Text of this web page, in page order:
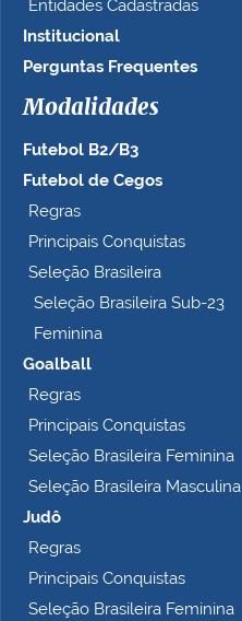
Entidades Cadastradas
Institucional
Perguntas Frequentes
Modalidades
Futebol B2/B3
Futebol de Cegos
Regras
Principais Conquistas
Seleção Brasileira
Seleção Brasileira Sub-23
Feminina
Goalball
Regras
Principais Conquistas
Seleção Brasileira Feminina
Seleção Brasileira Masculina
Judô
Regras
Principais Conquistas
Seleção Brasileira Feminina